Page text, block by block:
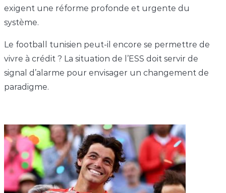
exigent une réforme profonde et urgente du
système.
Le football tunisien peut-il encore se permettre de
vivre à crédit ? La situation de l’ESS doit servir de
signal d’alarme pour envisager un changement de
paradigme.